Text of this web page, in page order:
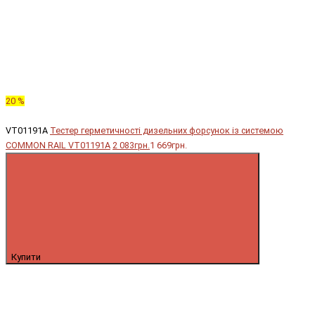
20 %
VT01191A Тестер герметичності дизельних форсунок із системою
COMMON RAIL VT01191A 2 083грн.1 669грн.
Купити